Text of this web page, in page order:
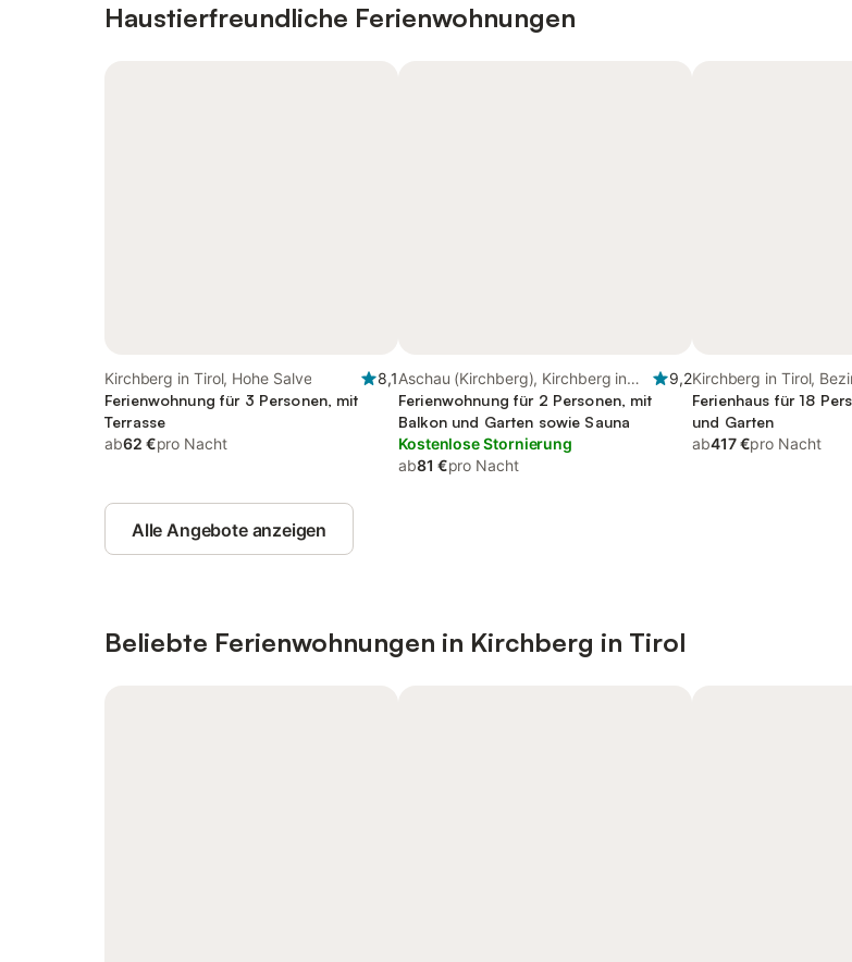
Haustierfreundliche Ferienwohnungen
Kirchberg in Tirol, Hohe Salve
8,1
Ferienwohnung für 3 Personen, mit
Terrasse
ab62 €pro Nacht
Aschau (Kirchberg), Kirchberg in
Tirol
9,2
Ferienwohnung für 2 Personen, mit
Balkon und Garten sowie Sauna
Kostenlose Stornierung
ab81 €pro Nacht
Kirchberg in Tirol,
Ferienhaus für 18
und Garten
ab417 €pro Nacht
Alle Angebote anzeigen
Beliebte Ferienwohnungen in Kirchberg in Tirol